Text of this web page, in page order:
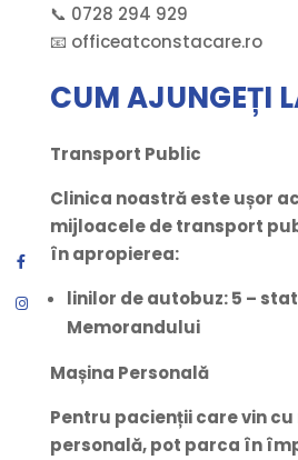
📞 0728 294 929
📧 officeatconstacare.ro
CUM AJUNGEȚI
Transport Public
Clinica noastră este ușor
mijloacele de transport
în apropierea:
linilor de autobuz: 5 –
Memorandului
Mașina Personală
Pentru pacienții care vin cu
personală, pot parca în